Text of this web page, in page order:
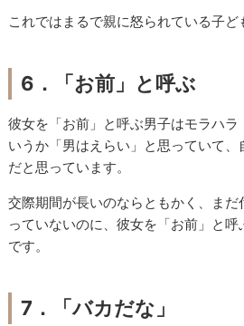
これではまるで親に怒られている子ど
6．「お前」と呼ぶ
彼女を「お前」と呼ぶ男子はモラハラ
いうか「男はえらい」と思っていて
だと思っています。
交際期間が長いのならともかく、まだ
っていないのに、彼女を「お前」と呼
です。
7．「バカだな」